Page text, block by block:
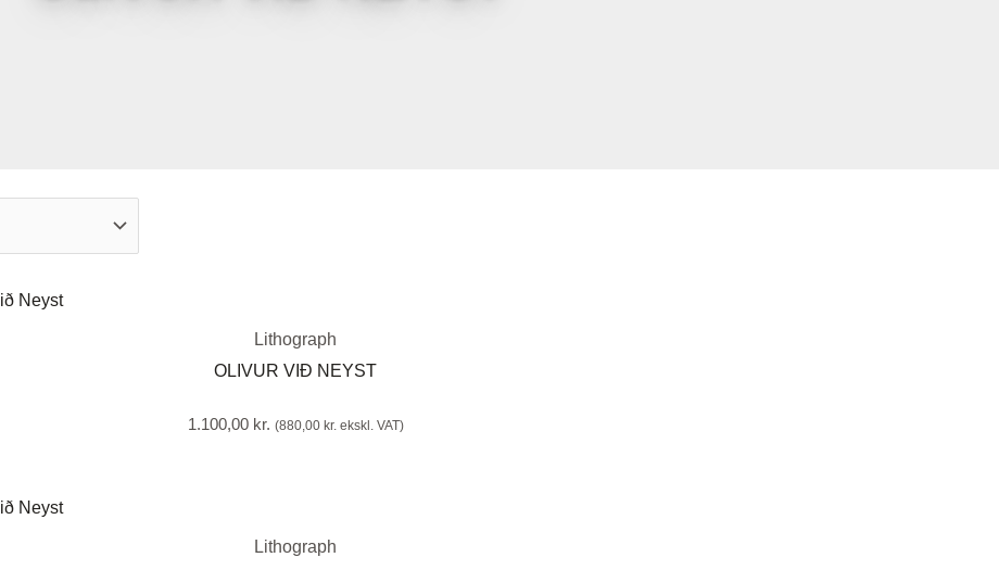
Lithograph
OLIVUR VIÐ NEYST
1.100,00 kr. (880,00 kr.ekskl. VAT)
Lithograph